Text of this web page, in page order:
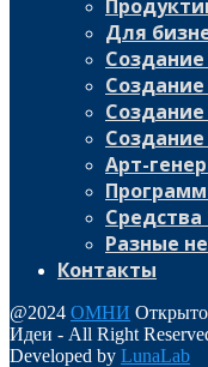
Для
Создание
Арт-
Разные
Контакты
@2024 ОМНИ
Идеи - All Right
Developed by LunaLab